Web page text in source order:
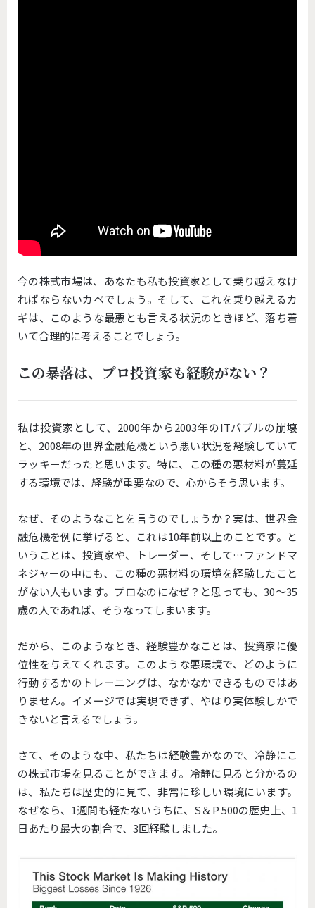
今の株式市場は、あなたも私も投資家として乗り越えなけ
ればならないカベでしょう。そして、これを乗り越えるカ
ギは、このような最悪とも言える状況のときほど、落ち着
いて合理的に考えることでしょう。
この暴落は、プロ投資家も経験がない？
私は投資家として、2000年から2003年のITバブルの崩壊
と、2008年の世界金融危機という悪い状況を経験していて
ラッキーだったと思います。特に、この種の悪材料が蔓延
する環境では、経験が重要なので、心からそう思います。
なぜ、そのようなことを言うのでしょうか？実は、世界金
融危機を例に挙げると、これは10年前以上のことです。と
いうことは、投資家や、トレーダー、そして…ファンドマ
ネジャーの中にも、この種の悪材料の環境を経験したこと
がない人もいます。プロなのになぜ？と思っても、30～35
歳の人であれば、そうなってしまいます。
だから、このようなとき、経験豊かなことは、投資家に優
位性を与えてくれます。このような悪環境で、どのように
行動するかのトレーニングは、なかなかできるものではあ
りません。イメージでは実現できず、やはり実体験しかで
きないと言えるでしょう。
さて、そのような中、私たちは経験豊かなので、冷静にこ
の株式市場を見ることができます。冷静に見ると分かるの
は、私たちは歴史的に見て、非常に珍しい環境にいます。
なぜなら、1週間も経たないうちに、S＆P 500の歴史上、1
日あたり最大の割合で、3回経験しました。